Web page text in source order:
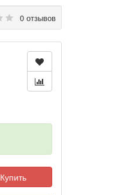
0 отзывов
Купить